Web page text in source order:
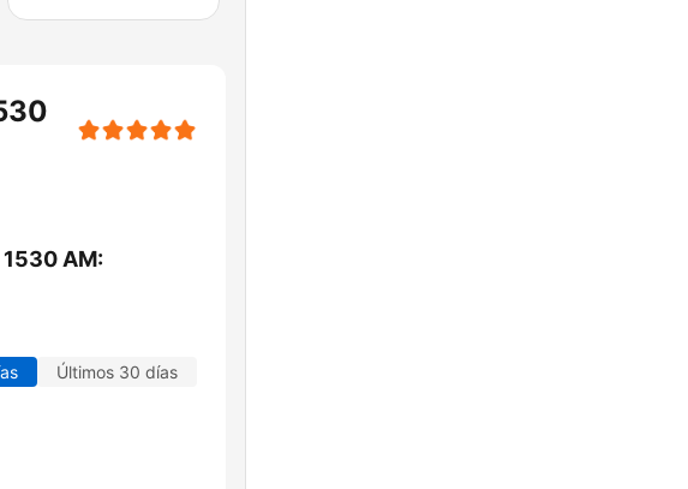
AM:
Últimos 30 días